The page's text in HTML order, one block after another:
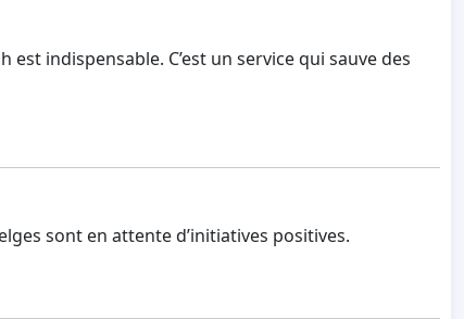
indispensable. C’est un service qui sauve des
sont en attente d’initiatives positives.